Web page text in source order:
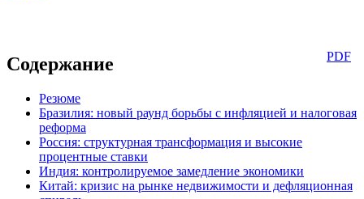
PDF
Содержание
Резюме
Бразилия: новый раунд борьбы с инфляцией и налоговая
реформа
Россия: структурная трансформация и высокие
процентные ставки
Индия: контролируемое замедление экономики
Китай: кризис на рынке недвижимости и дефляционная